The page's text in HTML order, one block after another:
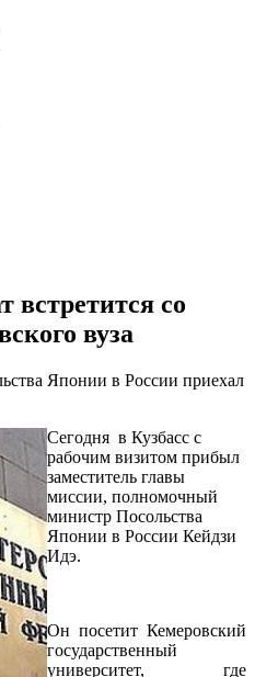
встретится со
вуза
Японии в России приехал
Сегодня в Кузбасс с
рабочим визитом прибыл
заместитель главы
миссии, полномочный
министр Посольства
Японии в России Кейдзи
Идэ.
Он посетит Кемеровский
государственный
университет, где